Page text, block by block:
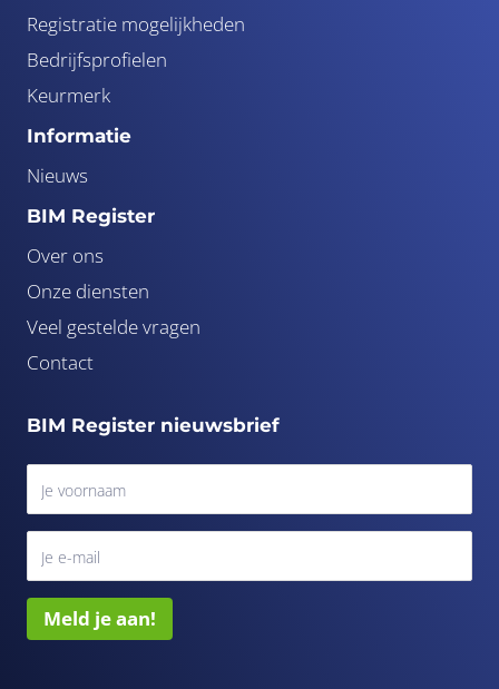
Registratie mogelijkheden
Bedrijfsprofielen
Keurmerk
Informatie
Nieuws
BIM Register
Over ons
Onze diensten
Veel gestelde vragen
Contact
BIM Register nieuwsbrief
Meld je aan!